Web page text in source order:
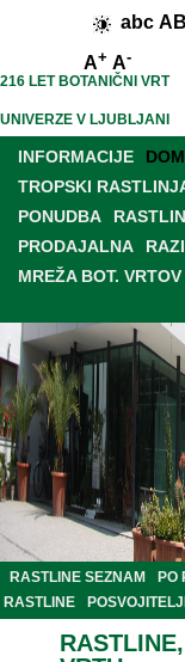
abc
A+ A-
216 LET BOTANIČNI VRT
UNIVERZE V LJUBLJANI
INFORMACIJE
TROPSKI
PONUDBA
PRODAJALNA
MREŽA BOT.
RASTLINE SEZNAM PO
RASTLINE